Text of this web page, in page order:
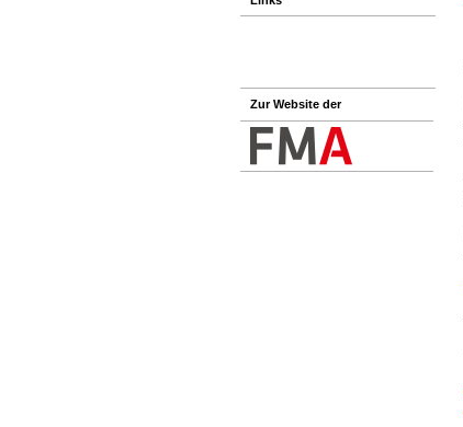
Zur Website der